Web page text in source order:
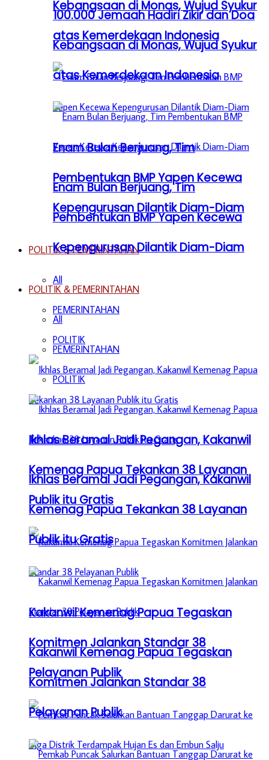
Kebangsaan di Monas, Wujud Syukur
atas Kemerdekaan Indonesia
Enam Bulan Berjuang, Tim
Pembentukan BMP Yapen Kecewa
Kepengurusan Dilantik Diam-Diam
POLITIK & PEMERINTAHAN
All
PEMERINTAHAN
POLITIK
Ikhlas Beramal Jadi Pegangan, Kakanwil
Kemenag Papua Tekankan 38 Layanan
Publik itu Gratis
Kakanwil Kemenag Papua Tegaskan
Komitmen Jalankan Standar 38
Pelayanan Publik
100.000 Jemaah Hadiri Zikir dan Doa
Kebangsaan di Monas, Wujud Syukur
atas Kemerdekaan Indonesia
Enam Bulan Berjuang, Tim
Pembentukan BMP Yapen Kecewa
Kepengurusan Dilantik Diam-Diam
POLITIK & PEMERINTAHAN
All
PEMERINTAHAN
POLITIK
Ikhlas Beramal Jadi Pegangan, Kakanwil
Kemenag Papua Tekankan 38 Layanan
Publik itu Gratis
Kakanwil Kemenag Papua Tegaskan
Komitmen Jalankan Standar 38
Pelayanan Publik